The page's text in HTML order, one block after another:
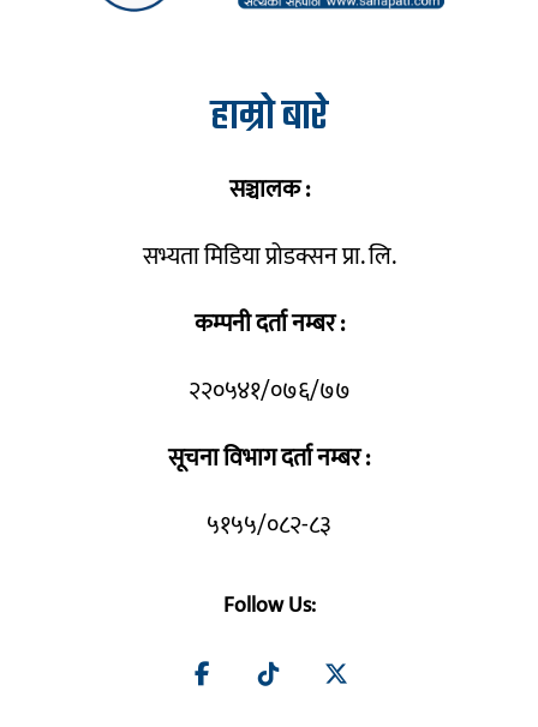
हाम्रो बारे
सञ्चालक :
सभ्यता मिडिया प्रोडक्सन प्रा. लि.
कम्पनी दर्ता नम्बर :
२२०५४१/०७६/७७
सूचना विभाग दर्ता नम्बर :
५१५५/०८२-८३
Follow Us: